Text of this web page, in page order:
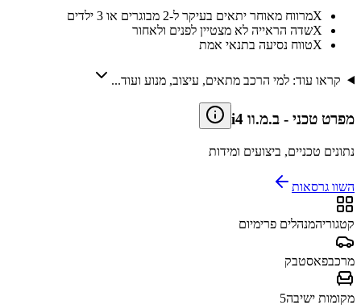
Xמרווח מאוחר יתאים בעיקר ל-2 מבוגרים או 3 ילדים
Xשדה הראייה לא מצטיין לפנים ולאחור
Xטווח נסיעה בתנאי אמת
קראו עוד: למי הרכב מתאים, עיצוב, מנוע ועוד...
מפרט טכני - ב.מ.וו i4
נתונים טכניים, ביצועים ומידות
השוו גרסאות
קטגוריהמנהלים פרימיום
מרכבפאסטבק
מקומות ישיבה5